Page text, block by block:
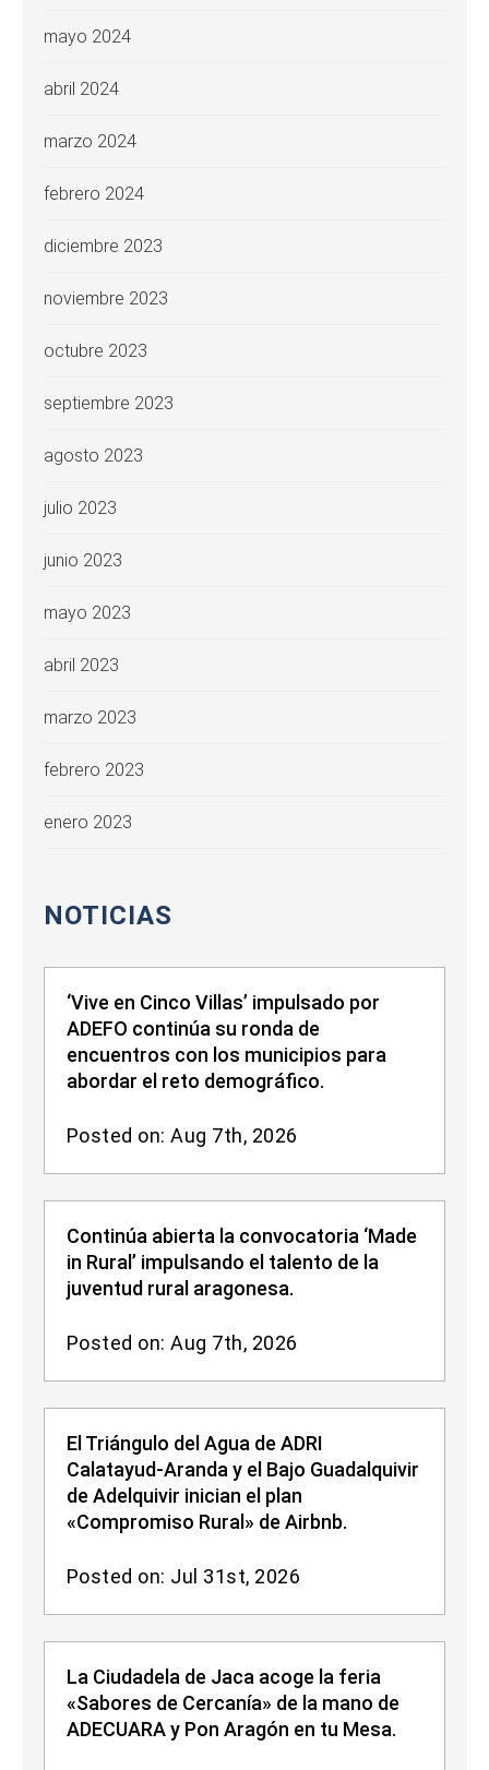
mayo 2024
abril 2024
marzo 2024
febrero 2024
diciembre 2023
noviembre 2023
octubre 2023
septiembre 2023
agosto 2023
julio 2023
junio 2023
mayo 2023
abril 2023
marzo 2023
febrero 2023
enero 2023
NOTICIAS
‘Vive en Cinco Villas’ impulsado por
ADEFO continúa su ronda de
encuentros con los municipios para
abordar el reto demográfico.
Posted on: Aug 7th, 2026
Continúa abierta la convocatoria ‘Made
in Rural’ impulsando el talento de la
juventud rural aragonesa.
Posted on: Aug 7th, 2026
El Triángulo del Agua de ADRI
Calatayud-Aranda y el Bajo Guadalquivir
de Adelquivir inician el plan
«Compromiso Rural» de Airbnb.
Posted on: Jul 31st, 2026
La Ciudadela de Jaca acoge la feria
«Sabores de Cercanía» de la mano de
ADECUARA y Pon Aragón en tu Mesa.